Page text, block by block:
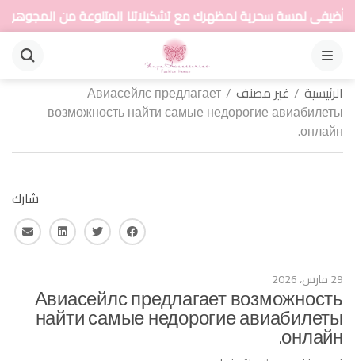
سحرية لمظهرك مع تشكيلاتنا المتنوعة من المجوهرات
القائمة
الرئيسية / غير مصنف /
Авиасейлс предлагает
возможность найти самые недорогие авиабилеты
онлайн.
شارك
فايس بوك
تويتر لينكـد ان
29 مارس، 2026
Авиасейлс предлагает возможность
найти самые недорогие авиабилеты
онлайн.